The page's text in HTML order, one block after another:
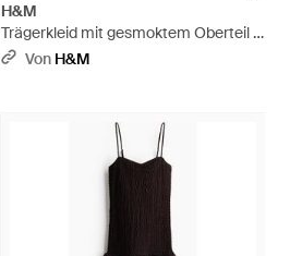
H&M
Trägerkleid mit gesmoktem Oberteil -
RotVon H&M